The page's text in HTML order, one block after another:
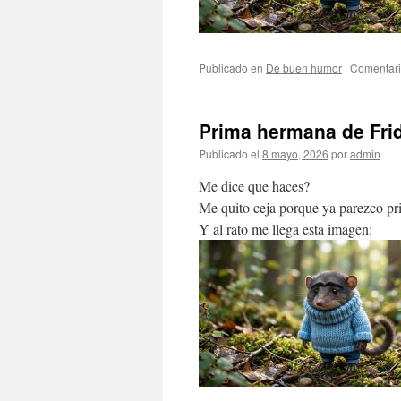
Publicado en De buen humor |
Prima hermana de
Publicado el 8 mayo, 2026 poradmin
Me dice que haces?
Me quito ceja porque ya parezco
Y al rato me llega esta imagen: